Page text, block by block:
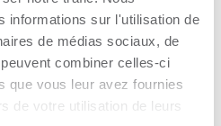
informations sur l'utilisation de
de médias sociaux, de
combiner celles-ci
que vous leur avez fournies
de votre utilisation de leurs